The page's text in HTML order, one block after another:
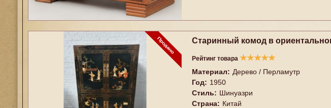
Старинный комод в
Рейтинг товара ★★★★★
Материал: Дерево / Перламутр
Год: 1950
Стиль: Шинуазри
Страна: Китай